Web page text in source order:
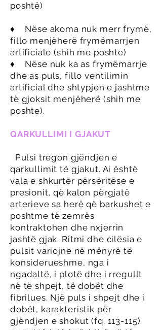
poshtë)
♦ Nëse akoma nuk merr frymë,
fillo menjëherë frymëmarrjen
artificiale (shih me poshte)
♦ Nëse nuk ka as frymëmarrje
dhe as puls, fillo ventilimin
artificial dhe shtypjen e jashtme
të gjoksit menjëherë (shih me
poshte).
QARKULLIMI I GJAKUT
Pulsi tregon gjëndjen e
qarkullimit të gjakut. Ai është
vala e shkurtër përsëritëse e
presionit, që kalon përgjatë
arterieve sa herë që barkushet e
poshtme të zemrës
kontraktohen dhe nxjerrin
jashtë gjak. Ritmi dhe cilësia e
pulsit variojne në mënyrë të
konsiderueshme, nga i
ngadaltë, i plotë dhe i rregullt
në të shpejt, të dobët dhe
fibrilues. Një puls i shpejt dhe i
dobët, karakteristik për
gjëndjen e shokut (fq. 113-115)